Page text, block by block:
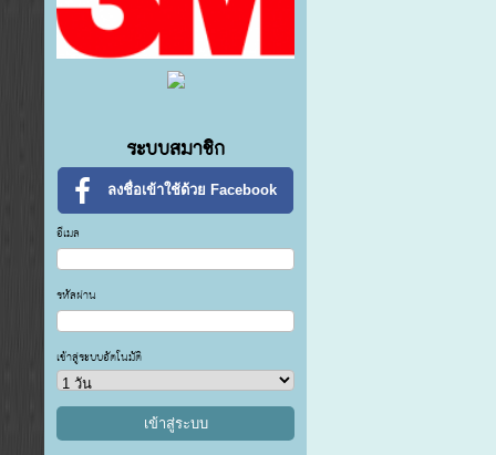
ระบบสมาชิก
ลงชื่อเข้าใช้ด้วย Facebook
อีเมล
รหัสผ่าน
เข้าสู่ระบบอัตโนมัติ